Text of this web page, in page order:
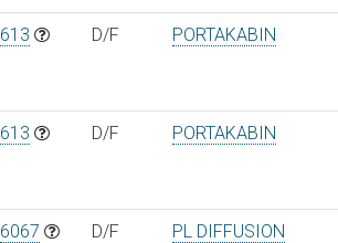
613 D/F PORTAKABIN
613 D/F PORTAKABIN
6067 D/F PL DIFFUSION